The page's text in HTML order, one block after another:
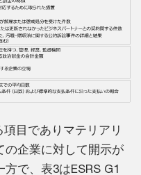
目でありマテリアリ
の企業に対して開示が
で、表3はESRS G1